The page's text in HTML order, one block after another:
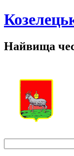
Найвища